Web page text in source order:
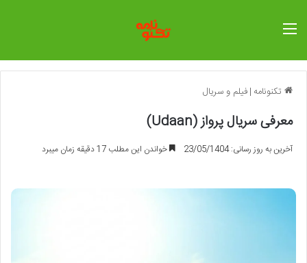
تکنونامه |فیلم و سریال
معرفی سریال پرواز (Udaan)
آخرین به روز رسانی: 23/05/1404 خواندن این مطلب 17 دقیقه زمان میبرد